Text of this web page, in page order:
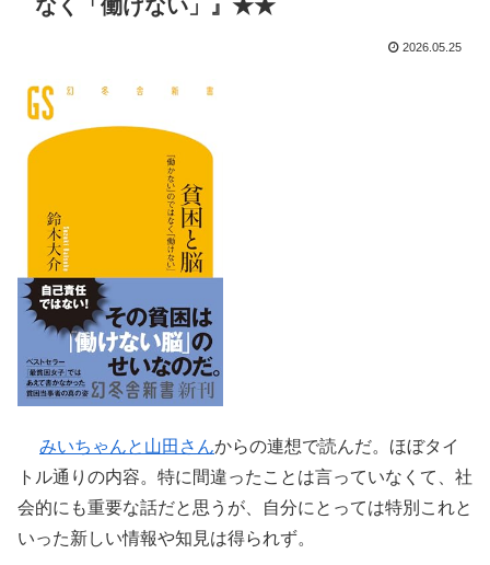
なく「働けない」』★★
2026.05.25
みいちゃんと山田さんからの連想で読んだ。ほぼタイ
トル通りの内容。特に間違ったことは言っていなくて、社
会的にも重要な話だと思うが、自分にとっては特別これと
いった新しい情報や知見は得られず。